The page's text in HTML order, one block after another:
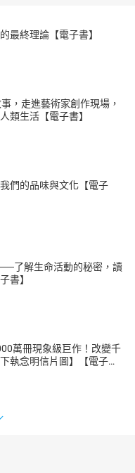
最終理論【電子書】
，走進藝術家創作現場，
類生活【電子書】
們的品味與文化【電子
了解生命活動的秘密，讀
書】
萬冊現象級巨作！改變千
執念明信片圖】【電子